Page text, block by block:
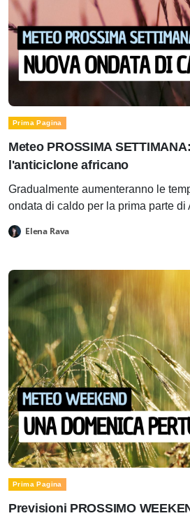
Prima Pagina
Meteo PROSSIMA
l'anticiclone africano
Gradualmente aumenteranno le
ondata di caldo per la prima parte di
Elena Rava
Prima Pagina
Previsioni PROSSIMO